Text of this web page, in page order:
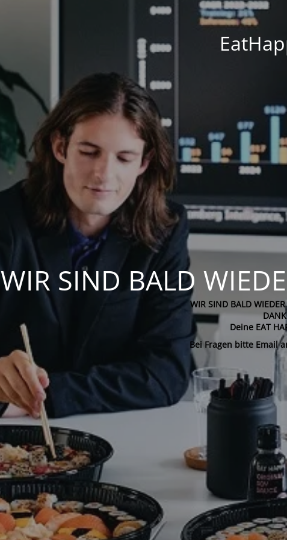
WIR SIND BALD
WIR SIND BALD
Deine EAT
Bei Fragen bitte Email